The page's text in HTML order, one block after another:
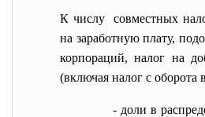
К числу совместных
на заработную плату,
корпораций, налог на
(включая налог с оборота
- доли в